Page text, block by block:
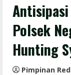
Polsek
Hunting
Pimpinan